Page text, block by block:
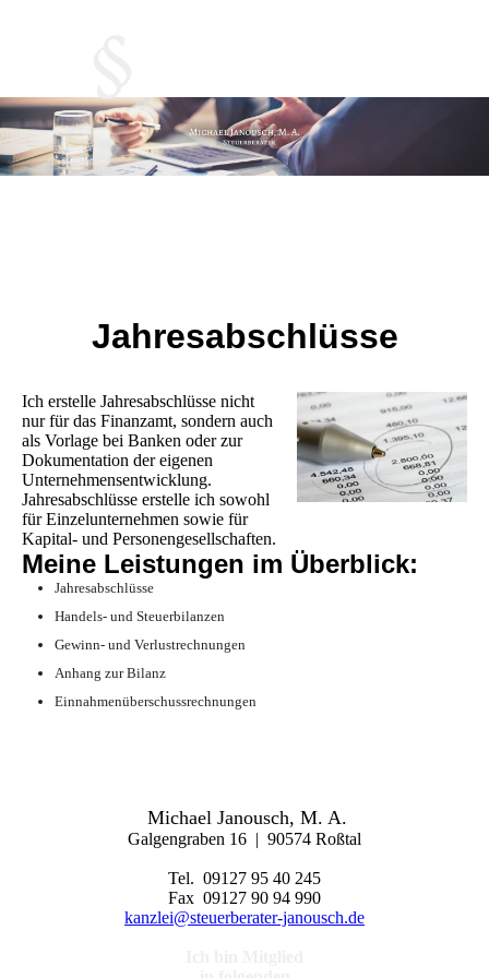
Jahresabschlüsse
Ich erstelle Jahresabschlüsse nicht
nur für das Finanzamt, sondern auch
als Vorlage bei Banken oder zur
Dokumentation der eigenen
Unternehmensentwicklung.
Jahresabschlüsse erstelle ich sowohl
für Einzelunternehmen sowie für
Kapital- und Personengesellschaften.
Meine Leistungen im Überblick:
Jahresabschlüsse
Handels- und Steuerbilanzen
Gewinn- und Verlustrechnungen
Anhang zur Bilanz
Einnahmenüberschussrechnungen
Michael Janousch, M. A.
Galgengraben 16 | 90574 Roßtal
Tel. 09127 95 40 245
Fax 09127 90 94 990
kanzlei@steuerberater-janousch.de